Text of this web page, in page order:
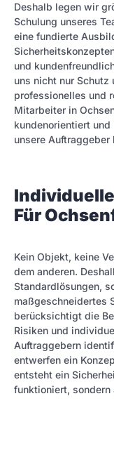
Deshalb legen wir
Schulung unseres
eine fundierte
und
uns nicht nur Schutz
professionelles und
Mitarbeiter in
kundenorientiert
unsere
Für
Kein Objekt, keine
dem anderen.
Standardlösungen,
maßgeschneidertes
berücksichtigt die
Risiken und
Auftraggebern
entwerfen ein
entsteht ein
funktioniert,